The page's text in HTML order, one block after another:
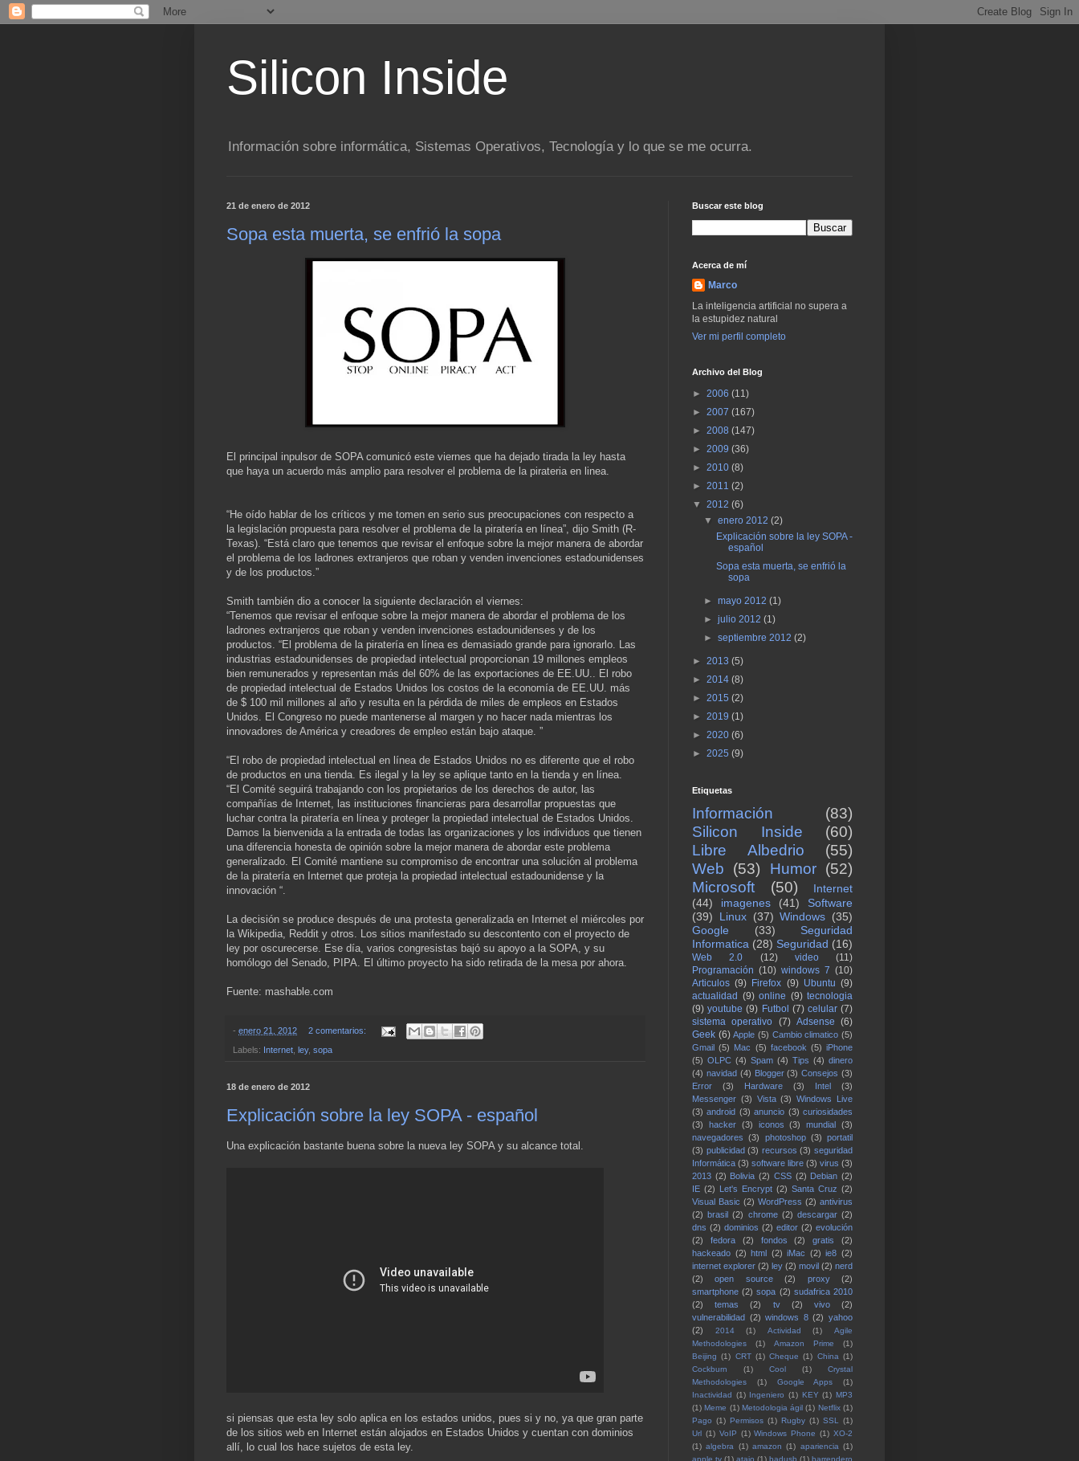
Silicon Inside
Información sobre informática, Sistemas Operativos, Tecnología y lo que se me ocurra.
21 de enero de 2012
Sopa esta muerta, se enfrió la sopa
El principal inpulsor de SOPA comunicó este viernes que ha dejado tirada la ley hasta
que haya un acuerdo más amplio para resolver el problema de la pirateria en linea.
“He oído hablar de los críticos y me tomen en serio sus preocupaciones con respecto a
la legislación propuesta para resolver el problema de la piratería en línea”, dijo Smith (R-
Texas). “Está claro que tenemos que revisar el enfoque sobre la mejor manera de abordar
el problema de los ladrones extranjeros que roban y venden invenciones estadounidenses
y de los productos.”
Smith también dio a conocer la siguiente declaración el viernes:
“Tenemos que revisar el enfoque sobre la mejor manera de abordar el problema de los
ladrones extranjeros que roban y venden invenciones estadounidenses y de los
productos. “El problema de la piratería en línea es demasiado grande para ignorarlo. Las
industrias estadounidenses de propiedad intelectual proporcionan 19 millones empleos
bien remunerados y representan más del 60% de las exportaciones de EE.UU.. El robo
de propiedad intelectual de Estados Unidos los costos de la economía de EE.UU. más
de $ 100 mil millones al año y resulta en la pérdida de miles de empleos en Estados
Unidos. El Congreso no puede mantenerse al margen y no hacer nada mientras los
innovadores de América y creadores de empleo están bajo ataque. ”
“El robo de propiedad intelectual en línea de Estados Unidos no es diferente que el robo
de productos en una tienda. Es ilegal y la ley se aplique tanto en la tienda y en línea.
“El Comité seguirá trabajando con los propietarios de los derechos de autor, las
compañías de Internet, las instituciones financieras para desarrollar propuestas que
luchar contra la piratería en línea y proteger la propiedad intelectual de Estados Unidos.
Damos la bienvenida a la entrada de todas las organizaciones y los individuos que tienen
una diferencia honesta de opinión sobre la mejor manera de abordar este problema
generalizado. El Comité mantiene su compromiso de encontrar una solución al problema
de la piratería en Internet que proteja la propiedad intelectual estadounidense y la
innovación “.
La decisión se produce después de una protesta generalizada en Internet el miércoles por
la Wikipedia, Reddit y otros. Los sitios manifestado su descontento con el proyecto de
ley por oscurecerse. Ese día, varios congresistas bajó su apoyo a la SOPA, y su
homólogo del Senado, PIPA. El último proyecto ha sido retirada de la mesa por ahora.
Fuente: mashable.com
- enero 21, 2012 2 comentarios:
Labels: Internet, ley, sopa
18 de enero de 2012
Explicación sobre la ley SOPA - español
Una explicación bastante buena sobre la nueva ley SOPA y su alcance total.
si piensas que esta ley solo aplica en los estados unidos, pues si y no, ya que gran parte
de los sitios web en Internet están alojados en Estados Unidos y cuentan con dominios
allí, lo cual los hace sujetos de esta ley.
Buscar este blog
Acerca de mí
Marco
La inteligencia artificial no supera a
la estupidez natural
Ver mi perfil completo
Archivo del Blog
► 2006 (11)
► 2007 (167)
► 2008 (147)
► 2009 (36)
► 2010 (8)
► 2011 (2)
▼ 2012 (6)
▼enero 2012(2)
Explicación sobre la ley SOPA -
español
Sopa esta muerta, se enfrió la
sopa
►mayo 2012(1)
►julio 2012(1)
►septiembre 2012(2)
► 2013 (5)
► 2014 (8)
► 2015 (2)
► 2019 (1)
► 2020 (6)
► 2025 (9)
Etiquetas
Información
(83)
Silicon Inside
(60)
Libre Albedrio
(55)
Web
(53) Humor (52)
Microsoft
(50)
Internet
(44)
imagenes (41)
Software
(39)
Linux (37) Windows (35)
Google
(33)
Seguridad
Informatica (28) Seguridad (16)
Web 2.0 (12) video
(11)
Programación (10) windows 7 (10)
Articulos (9) Firefox (9) Ubuntu (9)
actualidad (9) online (9) tecnologia
(9) youtube (9) Futbol (7) celular (7)
sistema operativo (7) Adsense (6)
Geek (6) Apple (5) Cambio climatico (5)
Gmail (5) Mac (5) facebook (5) iPhone
(5) OLPC (4) Spam (4) Tips (4) dinero
(4) navidad (4) Blogger (3) Consejos (3)
Error
(3) Hardware (3) Intel
(3)
Messenger (3) Vista (3)
Windows Live
(3) android (3) anuncio (3) curiosidades
(3)
hacker (3) iconos (3) mundial
(3)
navegadores
(3) photoshop (3) portatil
(3) publicidad (3) recursos (3) seguridad
Informática (3) software libre (3) virus (3)
2013 (2) Bolivia (2) CSS (2) Debian (2)
IE (2) Let's Encrypt (2) Santa Cruz (2)
Visual Basic (2) WordPress (2) antivirus
(2) brasil (2) chrome (2) descargar (2)
dns (2) dominios (2) editor (2) evolución
(2)
fedora (2) fondos (2) gratis
(2)
hackeado (2) html (2) iMac (2) ie8 (2)
internet explorer (2) ley (2) movil (2) nerd
(2)
open source (2) proxy
(2)
smartphone (2) sopa (2) sudafrica 2010
(2)
temas (2) tv (2) vivo
(2)
vulnerabilidad (2) windows 8 (2) yahoo
(2)
2014 (1) Actividad (1)
Agile
Methodologies
(1) Amazon Prime
(1)
Beijing (1) CRT (1) Cheque (1) China (1)
Cockburn
(1) Cool (1)
Crystal
Methodologies
(1) Google Apps
(1)
Inactividad
(1) Ingeniero (1) KEY (1) MP3
(1) Meme (1) Metodologia ágil (1) Netflix (1)
Pago (1) Permisos (1) Rugby (1) SSL (1)
Url
(1) VoIP (1) Windows Phone (1) XO-2
(1) algebra (1) amazon (1) apariencia (1)